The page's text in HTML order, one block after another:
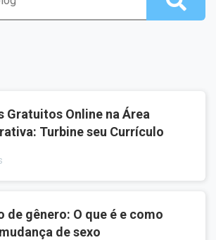
Gratuitos Online na Área
Turbine seu Currículo
de gênero: O que é e como
de sexo